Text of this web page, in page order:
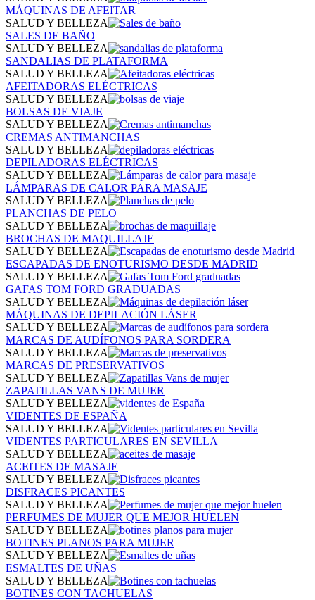
MÁQUINAS DE AFEITAR
SALUD Y BELLEZA
SALES DE BAÑO
SALUD Y BELLEZA
SANDALIAS DE PLATAFORMA
SALUD Y BELLEZA
AFEITADORAS ELÉCTRICAS
SALUD Y BELLEZA
BOLSAS DE VIAJE
SALUD Y BELLEZA
CREMAS ANTIMANCHAS
SALUD Y BELLEZA
DEPILADORAS ELÉCTRICAS
SALUD Y BELLEZA
LÁMPARAS DE CALOR PARA MASAJE
SALUD Y BELLEZA
PLANCHAS DE PELO
SALUD Y BELLEZA
BROCHAS DE MAQUILLAJE
SALUD Y BELLEZA
ESCAPADAS DE ENOTURISMO DESDE MADRID
SALUD Y BELLEZA
GAFAS TOM FORD GRADUADAS
SALUD Y BELLEZA
MÁQUINAS DE DEPILACIÓN LÁSER
SALUD Y BELLEZA
MARCAS DE AUDÍFONOS PARA SORDERA
SALUD Y BELLEZA
MARCAS DE PRESERVATIVOS
SALUD Y BELLEZA
ZAPATILLAS VANS DE MUJER
SALUD Y BELLEZA
VIDENTES DE ESPAÑA
SALUD Y BELLEZA
VIDENTES PARTICULARES EN SEVILLA
SALUD Y BELLEZA
ACEITES DE MASAJE
SALUD Y BELLEZA
DISFRACES PICANTES
SALUD Y BELLEZA
PERFUMES DE MUJER QUE MEJOR HUELEN
SALUD Y BELLEZA
BOTINES PLANOS PARA MUJER
SALUD Y BELLEZA
ESMALTES DE UÑAS
SALUD Y BELLEZA
BOTINES CON TACHUELAS